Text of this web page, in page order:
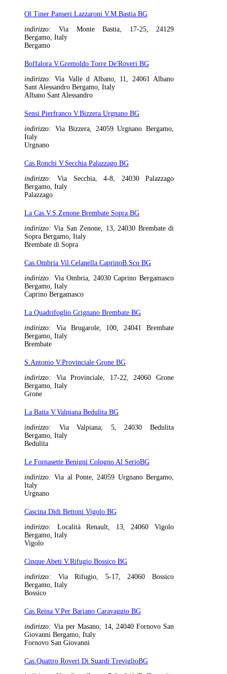
Ol Tiner Panseri Lazzaroni V.M.Bastia BG
indirizzo:Via Monte Bastia, 17-25, 24129
Bergamo, Italy
Bergamo
Boffalora V.Gremoldo Torre De'Roveri BG
indirizzo:Via Valle d Albano, 11, 24061 Albano
Sant Alessandro Bergamo, Italy
Albano Sant Alessandro
Sensi Pierfranco V.Bizzera Urgnano BG
indirizzo: Via Bizzera, 24059 Urgnano Bergamo,
Italy
Urgnano
Cas.Ronchi V.Secchia Palazzago BG
indirizzo:Via Secchia, 4-8, 24030 Palazzago
Bergamo, Italy
Palazzago
La Cas.V.S.Zenone Brembate Sopra BG
indirizzo:Via San Zenone, 13, 24030 Brembate di
Sopra Bergamo, Italy
Brembate di Sopra
Cas.Ombria Vil.Celanella CaprinoB.Sco BG
indirizzo: Via Ombria, 24030 Caprino Bergamasco
Bergamo, Italy
Caprino Bergamasco
La Quadrifoglio Grignano Brembate BG
indirizzo: Via Brugarole, 100, 24041 Brembate
Bergamo, Italy
Brembate
S.Antonio V.Provinciale Grone BG
indirizzo: Via Provinciale, 17-22, 24060 Grone
Bergamo, Italy
Grone
La Baita V.Valpiana Bedulita BG
indirizzo: Via Valpiana, 5, 24030 Bedulita
Bergamo, Italy
Bedulita
Le Fornasette Benigni Cologno Al SerioBG
indirizzo:Via al Ponte, 24059 Urgnano Bergamo,
Italy
Urgnano
Cascina Didi Bettoni Vigolo BG
indirizzo: Località Renault, 13, 24060 Vigolo
Bergamo, Italy
Vigolo
Cinque Abeti V.Rifugio Bossico BG
indirizzo: Via Rifugio, 5-17, 24060 Bossico
Bergamo, Italy
Bossico
Cas.Reina V.Per Bariano Caravaggio BG
indirizzo:Via per Masano, 14, 24040 Fornovo San
Giovanni Bergamo, Italy
Fornovo San Giovanni
Cas.Quattro Roveri Di Suardi TreviglioBG